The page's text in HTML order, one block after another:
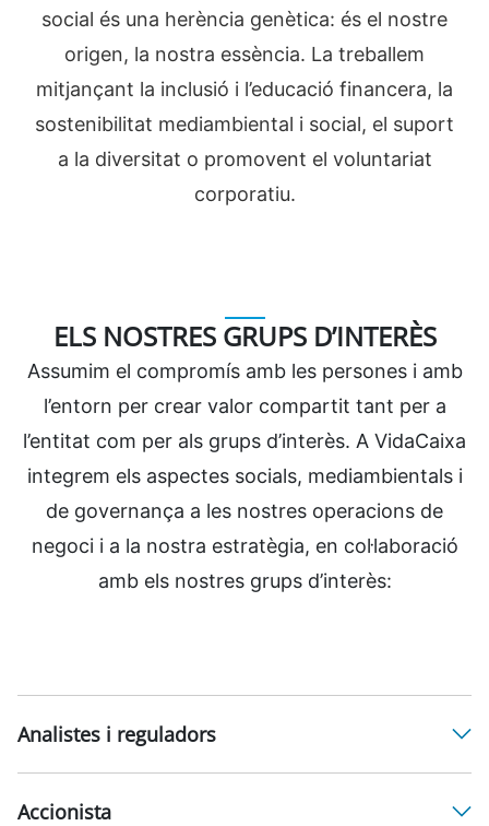
social és una herència genètica: és el nostre
origen, la nostra essència. La treballem
mitjançant la inclusió i l’educació financera, la
sostenibilitat mediambiental i social, el suport
a la diversitat o promovent el voluntariat
corporatiu.
ELS NOSTRES GRUPS D’INTERÈS
Assumim el compromís amb les persones i amb
l’entorn per crear valor compartit tant per a
l’entitat com per als grups d’interès. A VidaCaixa
integrem els aspectes socials, mediambientals i
de governança a les nostres operacions de
negoci i a la nostra estratègia, en col·laboració
amb els nostres grups d’interès:
Analistes i reguladors
Accionista